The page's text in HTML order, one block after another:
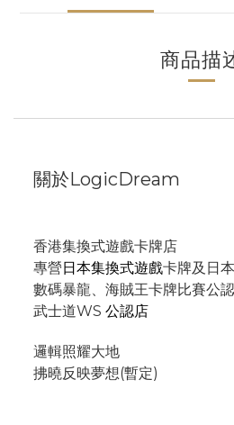
商品描
關於LogicDream
香港集換式遊戲卡牌店
專營日本集換式遊戲卡牌及日
數碼暴龍、海賊王卡牌比賽公
武士道WS 公認店
邏輯照耀大地
拂曉反映夢想(暫定)